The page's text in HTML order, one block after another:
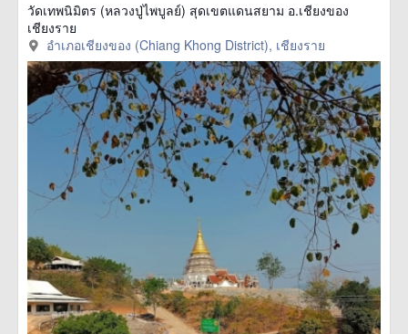
วัดเทพนิมิตร (หลวงปู่ไพบูลย์) สุดเขตแดนสยาม อ.เชียงของ
เชียงราย
อำเภอเชียงของ (Chiang Khong District), เชียงราย